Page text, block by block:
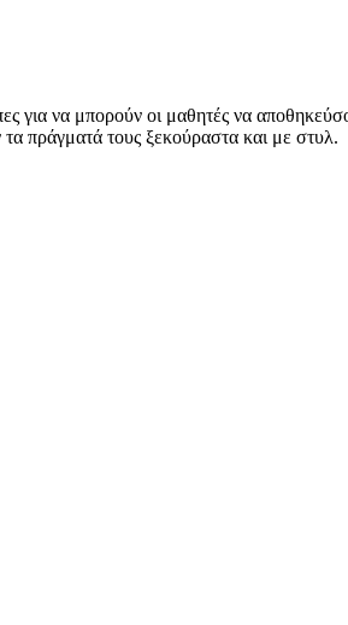
για να μπορούν οι μαθητές να
τα πράγματά τους ξεκούραστα και με στυλ.